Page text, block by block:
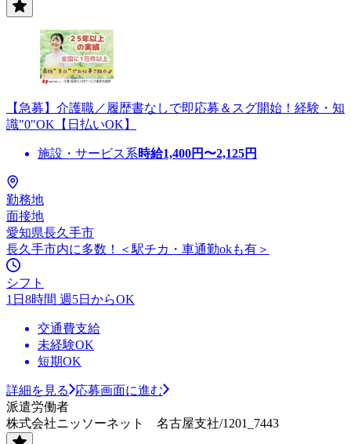
【急募】介護職／履歴書なしで即応募＆スグ開始！経験・知
識"0"OK【日払いOK】
施設・サービス系時給1,400円〜2,125円
勤務地
面接地
愛知県長久手市
長久手市内に多数！＜駅チカ・車通勤okも有＞
シフト
1日8時間 週5日からOK
交通費支給
未経験OK
短期OK
詳細を見る
応募画面に進む
派遣労働者
株式会社ニッソーネット 名古屋支社/1201_7443